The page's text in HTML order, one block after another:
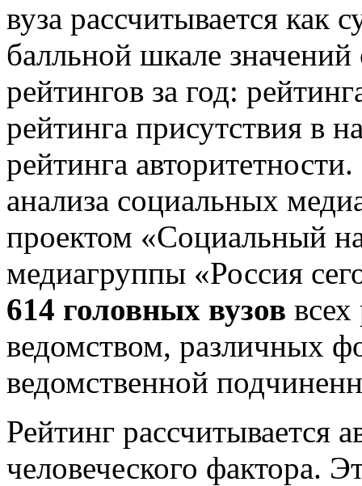
вуза рассчитывается как
балльной шкале
рейтингов за год:
рейтинга присутствия
рейтинга
анализа социальных
проектом «Социальный
медиагруппы «Россия
614 головных вузов
ведомством, различных
ведомственной
Рейтинг рассчитывается
человеческого фактора.